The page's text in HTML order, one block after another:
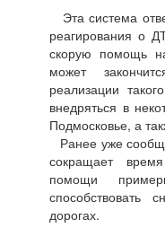
Эта система
реагирования о
скорую помощь
может
реализации
внедряться в
Подмосковье, а
Ранее уже
сокращает
помощи
способствовать
дорогах.